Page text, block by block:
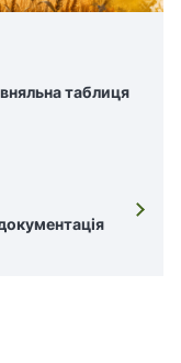
таблиця